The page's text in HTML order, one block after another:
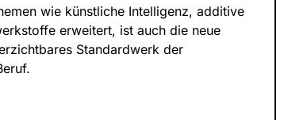
wie künstliche Intelligenz, additive
erweitert, ist auch die neue
Standardwerk der